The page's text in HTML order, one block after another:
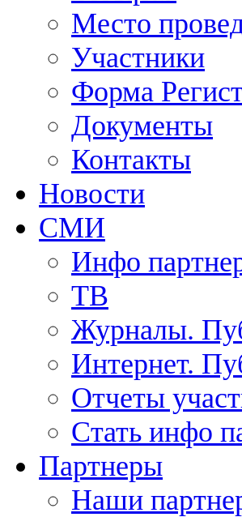
Место
Участники
Форма
Документы
Контакты
Новости
СМИ
Инфо
ТВ
Журналы.
Интернет.
Отчеты
Стать инфо
Партнеры
Наши